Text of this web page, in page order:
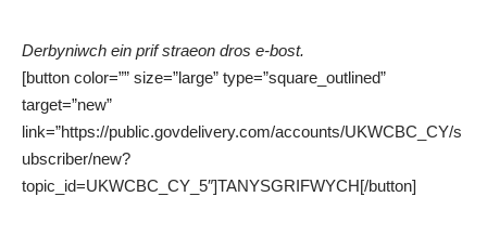
Derbyniwch ein prif straeon dros e-bost.
[button color=”” size=”large” type=”square_outlined”
target=”new”
link=”https://public.govdelivery.com/accounts/UKWCBC_CY/s
ubscriber/new?
topic_id=UKWCBC_CY_5″]TANYSGRIFWYCH[/button]